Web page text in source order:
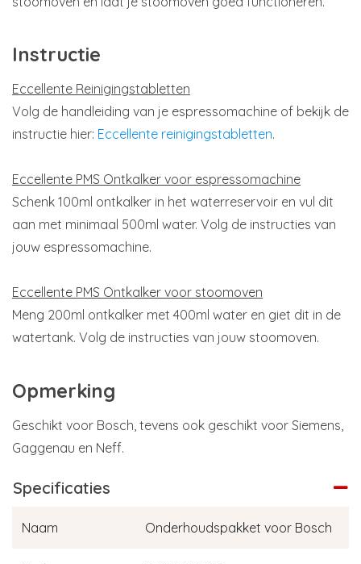
Instructie
Eccellente Reinigingstabletten
Volg de handleiding van je espressomachine of bekijk de
instructie hier: Eccellente reinigingstabletten.
Eccellente PMS Ontkalker voor espressomachine
Schenk 100ml ontkalker in het waterreservoir en vul dit
aan met minimaal 500ml water. Volg de instructies van
jouw espressomachine.
Eccellente PMS Ontkalker voor stoomoven
Meng 200ml ontkalker met 400ml water en giet dit in de
watertank. Volg de instructies van jouw stoomoven.
Opmerking
Geschikt voor Bosch, tevens ook geschikt voor Siemens,
Gaggenau en Neff.
Specificaties
Naam Onderhoudspakket voor Bosch